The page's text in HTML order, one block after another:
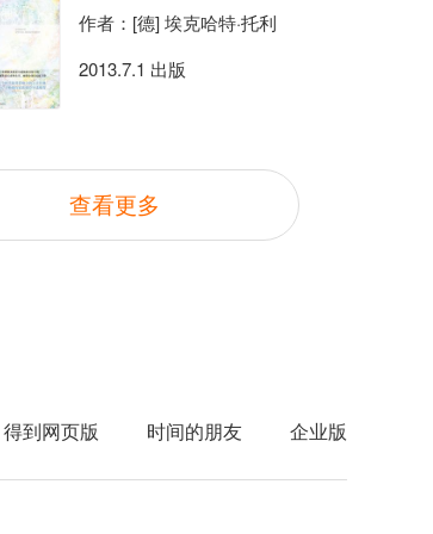
作者：[德] 埃克哈特·托利
2013.7.1 出版
查看更多
得到网页版 时间的朋友 企业版